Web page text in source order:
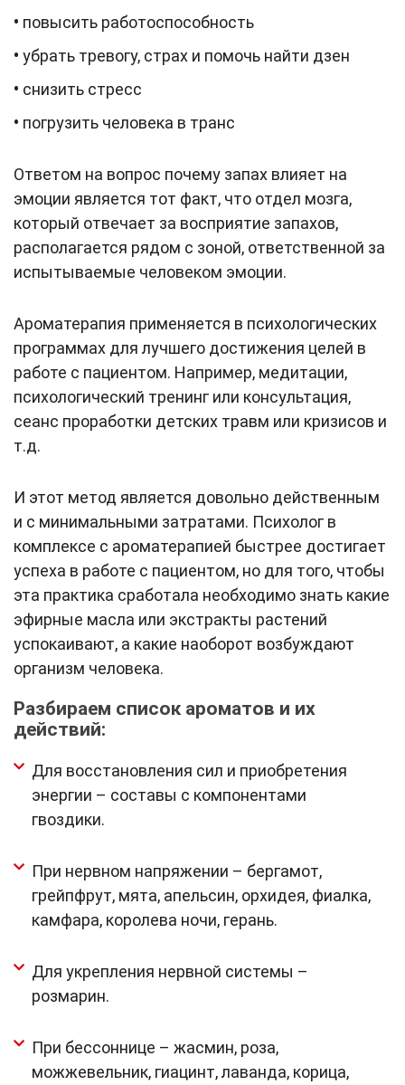
• повысить работоспособность
• убрать тревогу, страх и помочь найти дзен
• снизить стресс
• погрузить человека в транс
Ответом на вопрос почему запах влияет на
эмоции является тот факт, что отдел мозга,
который отвечает за восприятие запахов,
располагается рядом с зоной, ответственной за
испытываемые человеком эмоции.
Ароматерапия применяется в психологических
программах для лучшего достижения целей в
работе с пациентом. Например, медитации,
психологический тренинг или консультация,
сеанс проработки детских травм или кризисов и
т.д.
И этот метод является довольно действенным
и с минимальными затратами. Психолог в
комплексе с ароматерапией быстрее достигает
успеха в работе с пациентом, но для того, чтобы
эта практика сработала необходимо знать какие
эфирные масла или экстракты растений
успокаивают, а какие наоборот возбуждают
организм человека.
Разбираем список ароматов и их
действий:
Для восстановления сил и приобретения
энергии – составы с компонентами
гвоздики.
При нервном напряжении – бергамот,
грейпфрут, мята, апельсин, орхидея, фиалка,
камфара, королева ночи, герань.
Для укрепления нервной системы –
розмарин.
При бессоннице – жасмин, роза,
можжевельник, гиацинт, лаванда, корица,